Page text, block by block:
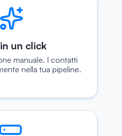
un click
manuale. I contatti
nella tua pipeline.